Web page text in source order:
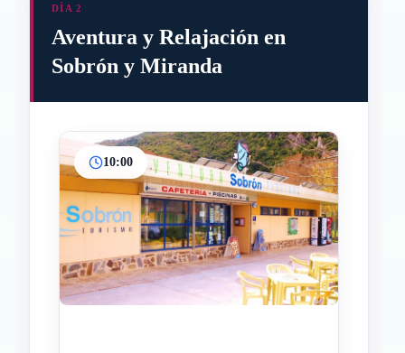
InicioParadas intermedias
Final
DÍA 2
Aventura y Relajación en
Sobrón y Miranda
10:00